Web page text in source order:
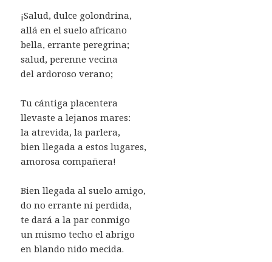
¡Salud, dulce golondrina,
allá en el suelo africano
bella, errante peregrina;
salud, perenne vecina
del ardoroso verano;
Tu cántiga placentera
llevaste a lejanos mares:
la atrevida, la parlera,
bien llegada a estos lugares,
amorosa compañera!
Bien llegada al suelo amigo,
do no errante ni perdida,
te dará a la par conmigo
un mismo techo el abrigo
en blando nido mecida.